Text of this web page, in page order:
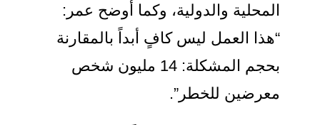
المحلية والدولية، وكما أوضح عمر:
“هذا العمل ليس كافٍ أبداً بالمقارنة
بحجم المشكلة: 14 مليون شخص
معرضين للخطر”.